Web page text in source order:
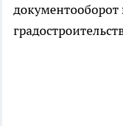
документооборот